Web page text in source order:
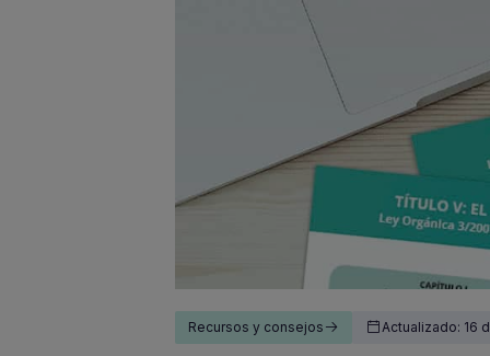
Recursos y consejos Actualizado: 16